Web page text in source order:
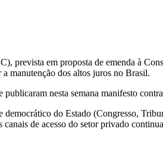
prevista em proposta de emenda à
manutenção dos altos juros no Brasil.
nesta semana manifesto
do Estado (Congresso,
de acesso do setor privado